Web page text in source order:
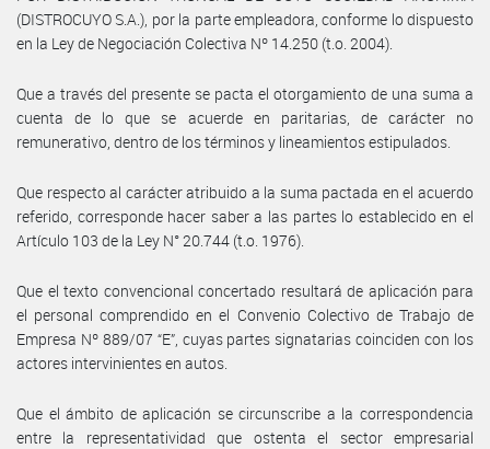
(DISTROCUYO S.A.), por la parte empleadora, conforme lo dispuesto
en la Ley de Negociación Colectiva Nº 14.250 (t.o. 2004).
Que a través del presente se pacta el otorgamiento de una suma a
cuenta de lo que se acuerde en paritarias, de carácter no
remunerativo, dentro de los términos y lineamientos estipulados.
Que respecto al carácter atribuido a la suma pactada en el acuerdo
referido, corresponde hacer saber a las partes lo establecido en el
Artículo 103 de la Ley N° 20.744 (t.o. 1976).
Que el texto convencional concertado resultará de aplicación para
el personal comprendido en el Convenio Colectivo de Trabajo de
Empresa Nº 889/07 “E”, cuyas partes signatarias coinciden con los
actores intervinientes en autos.
Que el ámbito de aplicación se circunscribe a la correspondencia
entre la representatividad que ostenta el sector empresarial